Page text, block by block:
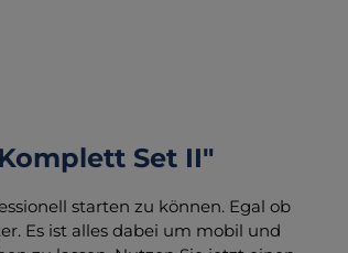
Set II"
starten zu können. Egal ob
Es ist alles dabei um mobil und